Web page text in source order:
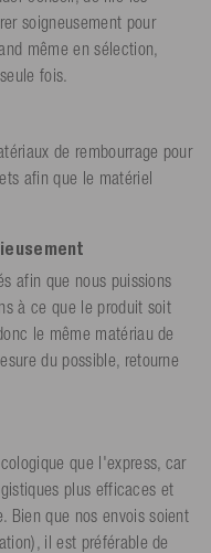
soigneusement pour
même en sélection,
fois.
de rembourrage pour
afin que le matériel
afin que nous puissions
à ce que le produit soit
le même matériau de
du possible, retourne
que l'express, car
plus efficaces et
Bien que nos envois soient
il est préférable de